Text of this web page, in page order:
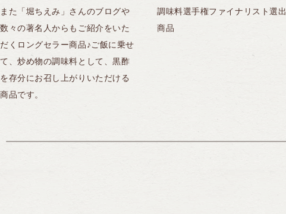
また「堀ちえみ」さんのブログや
数々の著名人からもご紹介をいた
だくロングセラー商品♪ご飯に乗せ
て、炒め物の調味料として、黒酢
を存分にお召し上がりいただける
商品です。
調味料選手権ファイナリスト選出
商品